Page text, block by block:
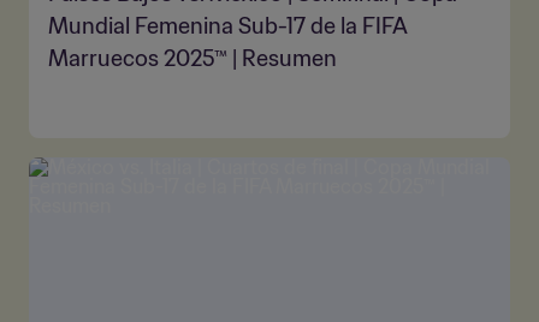
Mundial Femenina Sub-17 de la FIFA
Marruecos 2025™ | Resumen